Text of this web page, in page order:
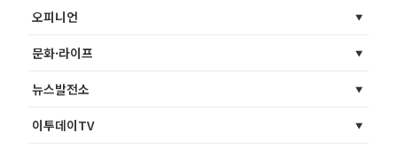
오피니언
문화·라이프
뉴스발전소
이투데이TV